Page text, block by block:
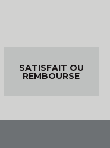
SATISFAIT OU
REMBOURSE